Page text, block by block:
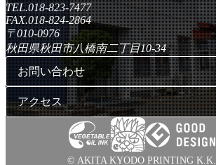
TEL.018-823-7477
FAX.018-824-2864
〒010-0976
秋田県秋田市八橋南二丁目10-34
お問い合わせ
アクセス
© AKITA KYODO PRINTING K.K.